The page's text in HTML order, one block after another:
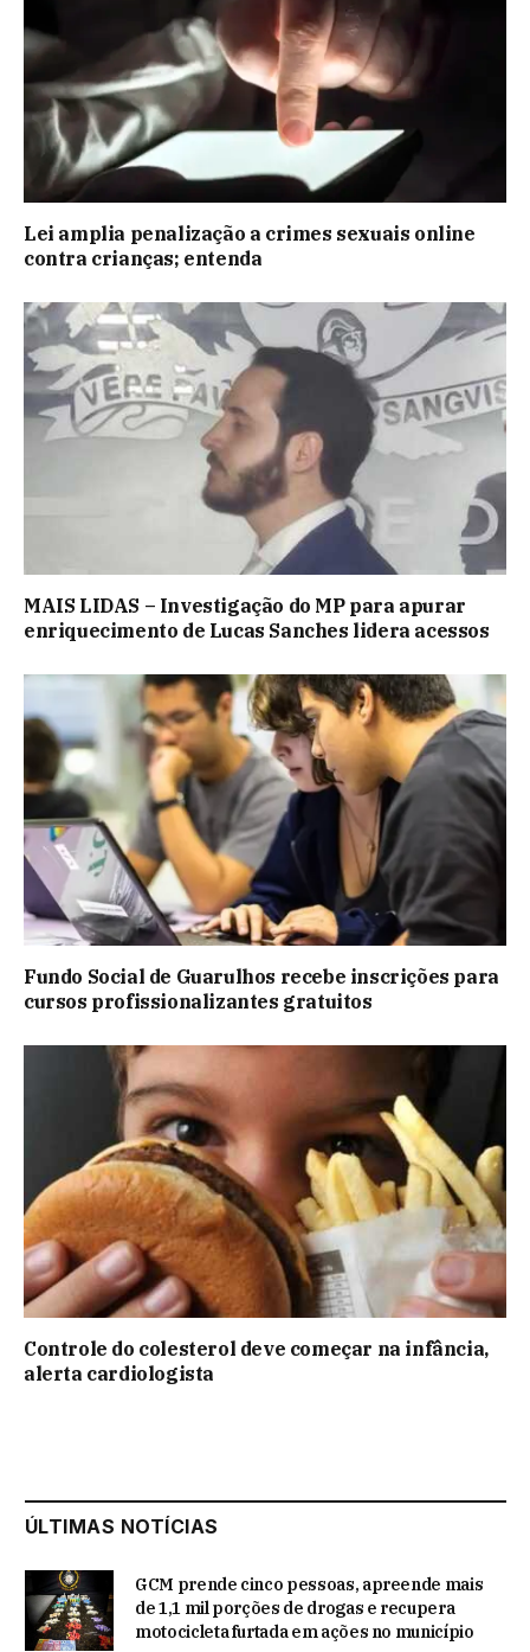
Lei amplia penalização a crimes sexuais online
contra crianças; entenda
MAIS LIDAS – Investigação do MP para apurar
enriquecimento de Lucas Sanches lidera acessos
Fundo Social de Guarulhos recebe inscrições para
cursos profissionalizantes gratuitos
Controle do colesterol deve começar na infância,
alerta cardiologista
ÚLTIMAS NOTÍCIAS
GCM prende cinco pessoas, apreende mais
de 1,1 mil porções de drogas e recupera
motocicleta furtada em ações no município